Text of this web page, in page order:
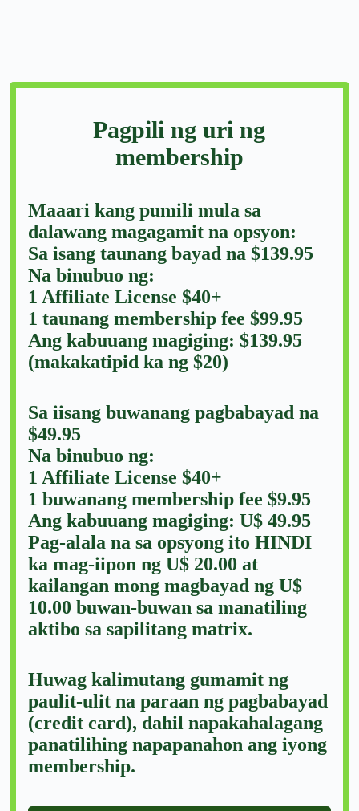
Pagpili ng uri ng
membership
Maaari kang pumili mula sa
dalawang magagamit na opsyon:
Sa isang taunang bayad na $139.95
Na binubuo ng:
1 Affiliate License $40+
1 taunang membership fee $99.95
Ang kabuuang magiging: $139.95
(makakatipid ka ng $20)
Sa iisang buwanang pagbabayad na
$49.95
Na binubuo ng:
1 Affiliate License $40+
1 buwanang membership fee $9.95
Ang kabuuang magiging: U$ 49.95
Pag-alala na sa opsyong ito HINDI
ka mag-iipon ng U$ 20.00 at
kailangan mong magbayad ng U$
10.00 buwan-buwan sa manatiling
aktibo sa sapilitang matrix.
Huwag kalimutang gumamit ng
paulit-ulit na paraan ng pagbabayad
(credit card), dahil napakahalagang
panatilihing napapanahon ang iyong
membership.